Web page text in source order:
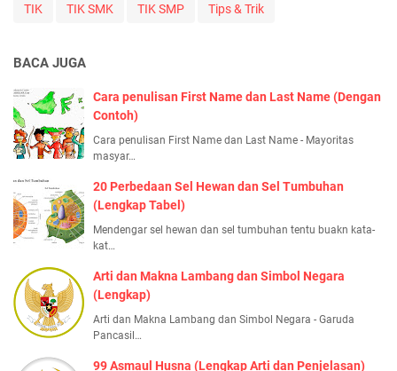
TIK TIK SMK TIK SMP Tips & Trik
BACA JUGA
Cara penulisan First Name dan Last Name (Dengan
Contoh)
Cara penulisan First Name dan Last Name - Mayoritas
masyar…
20 Perbedaan Sel Hewan dan Sel Tumbuhan
(Lengkap Tabel)
Mendengar sel hewan dan sel tumbuhan tentu buakn kata-
kat…
Arti dan Makna Lambang dan Simbol Negara
(Lengkap)
Arti dan Makna Lambang dan Simbol Negara - Garuda
Pancasil…
99 Asmaul Husna (Lengkap Arti dan Penjelasan)